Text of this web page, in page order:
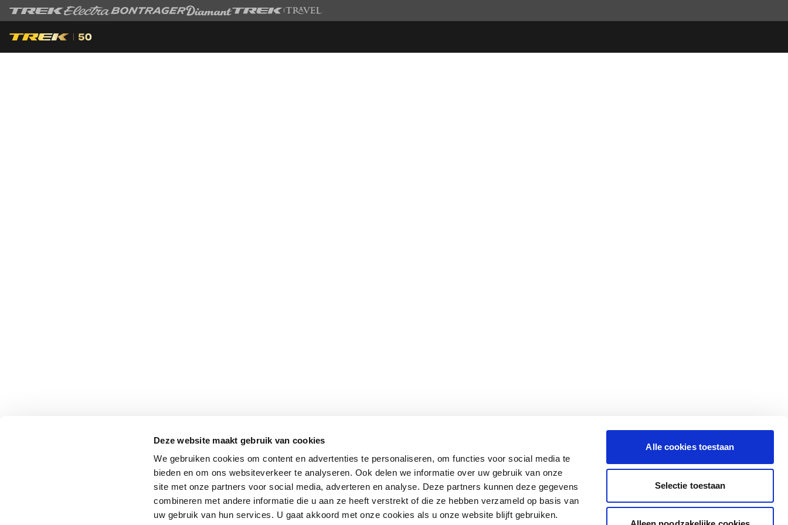
Deze website maakt gebruik van cookies
We gebruiken cookies om content en advertenties te personaliseren, om functies voor social media te
bieden en om ons websiteverkeer te analyseren. Ook delen we informatie over uw gebruik van onze
site met onze partners voor social media, adverteren en analyse. Deze partners kunnen deze gegevens
combineren met andere informatie die u aan ze heeft verstrekt of die ze hebben verzameld op basis van
uw gebruik van hun services. U gaat akkoord met onze cookies als u onze website blijft gebruiken.
Alle cookies toestaan
Selectie toestaan